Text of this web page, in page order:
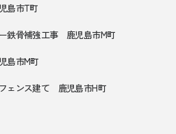
島市T町
鉄骨補強工事 鹿児島市M町
島市M町
ェンス建て 鹿児島市H町